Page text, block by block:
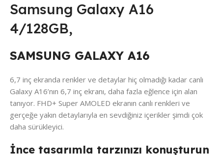
Samsung Galaxy A16
4/128GB,
SAMSUNG GALAXY A16
6,7 inç ekranda renkler ve detaylar hiç olmadığı kadar canlı
Galaxy A16’nın 6,7 inç ekranı, daha fazla eğlence için alan
tanıyor. FHD+ Super AMOLED ekranın canlı renkleri ve
gerçeğe yakın detaylarıyla en sevdiğiniz içerikler şimdi çok
daha sürükleyici.
İnce tasarımla tarzınızı konuşturun